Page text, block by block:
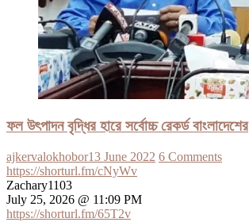
ফল উৎপাদন বৃদ্ধির হারে সর্বোচ্চ রেকর্ড বাংলাদেশের
ajkervalokhobor13 June 2022 6 Comments
https://shorturl.fm/cNyWv
Zachary1103
July 25, 2026 @ 11:09 PM
https://shorturl.fm/65T2v